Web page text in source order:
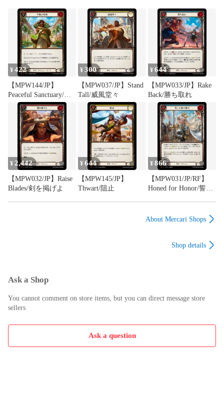
¥422
【MPW144/JP】
Peaceful Sanctuary/平
和の聖域
¥300
【MPW037/JP】Stand
Tall/威風堂々
¥644
【MPW033/JP】Rake
Back/勝ち取れ
¥ 2,442
【MPW032/JP】Raise
Blades/剣を掲げよ
¥644
【MPW145/JP】
Thwart/阻止
¥866
【MPW031/JP/RF】
Honed for Honor/誓い
About Mercari Shops
Shop details
Ask a Shop
You cannot comment on store items, but you can direct message store
sellers
Ask a question